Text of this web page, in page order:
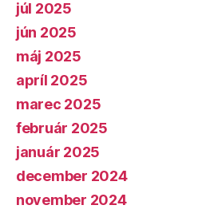
júl 2025
jún 2025
máj 2025
apríl 2025
marec 2025
február 2025
január 2025
december 2024
november 2024